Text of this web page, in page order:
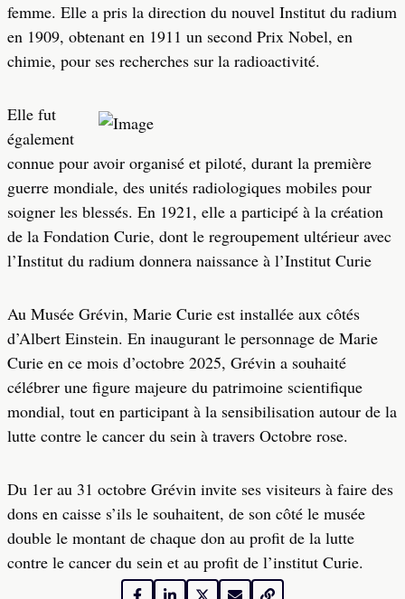
femme. Elle a pris la direction du nouvel Institut du radium
en 1909, obtenant en 1911 un second Prix Nobel, en
chimie, pour ses recherches sur la radioactivité.
Elle fut
également
connue pour avoir organisé et piloté, durant la première
guerre mondiale, des unités radiologiques mobiles pour
soigner les blessés. En 1921, elle a participé à la création
de la Fondation Curie, dont le regroupement ultérieur avec
l’Institut du radium donnera naissance à l’Institut Curie
Au Musée Grévin, Marie Curie est installée aux côtés
d’Albert Einstein. En inaugurant le personnage de Marie
Curie en ce mois d’octobre 2025, Grévin a souhaité
célébrer une figure majeure du patrimoine scientifique
mondial, tout en participant à la sensibilisation autour de la
lutte contre le cancer du sein à travers Octobre rose.
Du 1er au 31 octobre Grévin invite ses visiteurs à faire des
dons en caisse s’ils le souhaitent, de son côté le musée
double le montant de chaque don au profit de la lutte
contre le cancer du sein et au profit de l’institut Curie.